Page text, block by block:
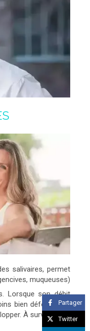
salivaires, permet
muqueuses)
Lorsque son débit
bien défendue et
À surveiller !
Partager
Twitter